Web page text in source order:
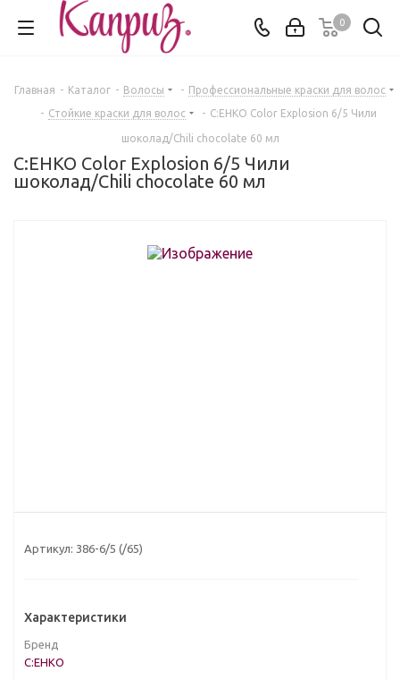
0
Главная - Каталог - Волосы - Профессиональные краски для волос
- Стойкие краски для волос - C:EHKO Color Explosion 6/5 Чили
шоколад/Chili chocolate 60 мл
C:EHKO Color Explosion 6/5 Чили
шоколад/Chili chocolate 60 мл
Артикул: 386-6/5 (/65)
Характеристики
Бренд
C:EHKO